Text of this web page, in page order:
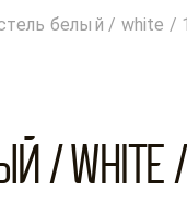
белый / white /
/ White